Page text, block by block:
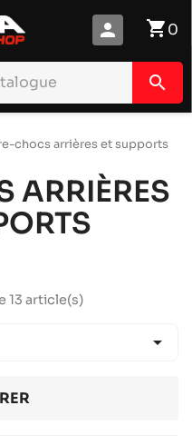
shopping_cart0
person
search
chocs arrières et supports
ARRIÈRES
13 article(s)
